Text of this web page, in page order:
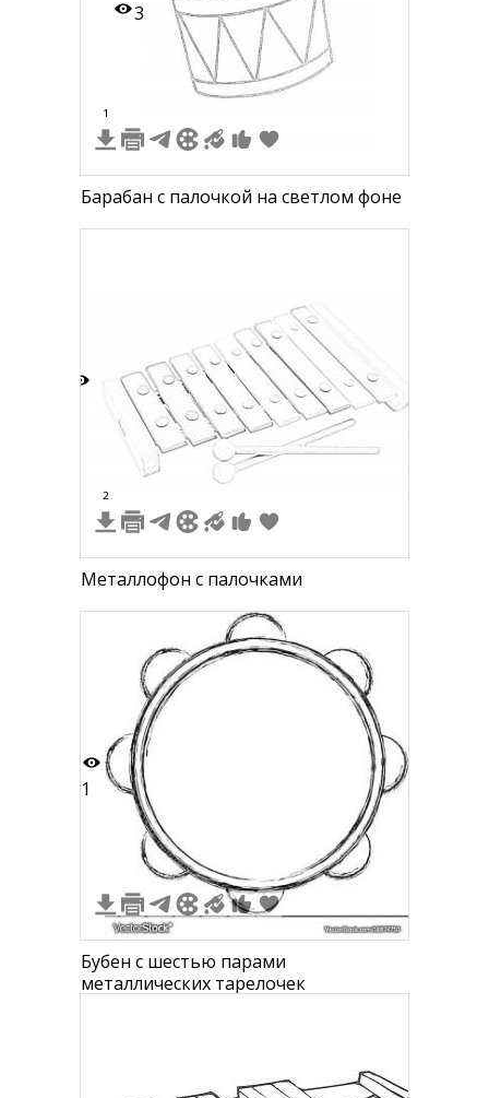
3
1
Барабан с палочкой на светлом фоне
2
Металлофон с палочками
1
Бубен с шестью парами
металлических тарелочек